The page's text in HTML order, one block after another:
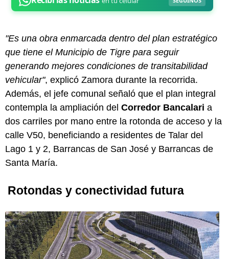
"Es una obra enmarcada dentro del plan estratégico
que tiene el Municipio de Tigre para seguir
generando mejores condiciones de transitabilidad
vehicular", explicó Zamora durante la recorrida.
Además, el jefe comunal señaló que el plan integral
contempla la ampliación del Corredor Bancalari a
dos carriles por mano entre la rotonda de acceso y la
calle V50, beneficiando a residentes de Talar del
Lago 1 y 2, Barrancas de San José y Barrancas de
Santa María.
Rotondas y conectividad futura